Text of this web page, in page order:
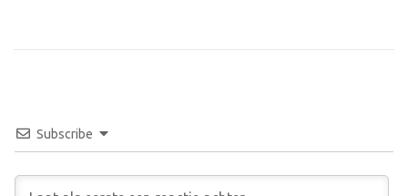
Subscribe